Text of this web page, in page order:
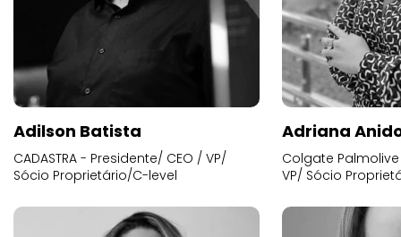
Adilson Batista
CADASTRA - Presidente/ CEO / VP/
Sócio Proprietário/C-level
Adriana
Colgate
VP/ Sócio